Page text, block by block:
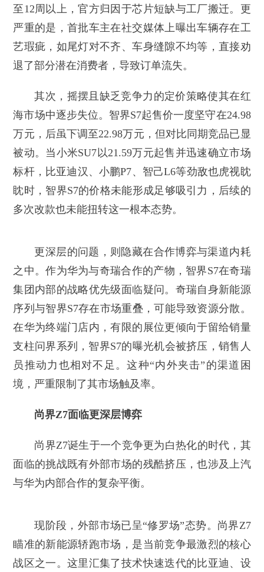
至12周以上，官方归因于芯片短缺与工厂搬迁。更
严重的是，首批车主在社交媒体上曝出车辆存在工
艺瑕疵，如尾灯对不齐、车身缝隙不均等，直接劝
退了部分潜在消费者，导致订单流失。
其次，摇摆且缺乏竞争力的定价策略使其在红
海市场中逐步失位。智界S7起售价一度坚守在24.98
万元，后虽下调至22.98万元，但对比同期竞品已显
被动。当小米SU7以21.59万元起售并迅速确立市场
标杆，比亚迪汉、小鹏P7、智己L6等劲敌也虎视眈
眈时，智界S7的价格未能形成足够吸引力，后续的
多次改款也未能扭转这一根本态势。
更深层的问题，则隐藏在合作博弈与渠道内耗
之中。作为华为与奇瑞合作的产物，智界S7在奇瑞
集团内部的战略优先级面临疑问。奇瑞自身新能源
序列与智界S7存在市场重叠，可能导致资源分散。
在华为终端门店内，有限的展位更倾向于留给销量
支柱问界系列，智界S7的曝光机会被挤压，销售人
员推动力也相对不足。这种“内外夹击”的渠道困
境，严重限制了其市场触及率。
尚界Z7面临更深层博弈
尚界Z7诞生于一个竞争更为白热化的时代，其
面临的挑战既有外部市场的残酷挤压，也涉及上汽
与华为内部合作的复杂平衡。
现阶段，外部市场已呈“修罗场”态势。尚界Z7
瞄准的新能源轿跑市场，是当前竞争最激烈的核心
战区之一。这里汇集了技术快速迭代的比亚迪、设